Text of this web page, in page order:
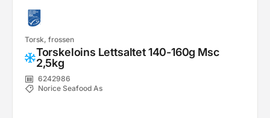
Torsk, frossen
Torskeloins Lettsaltet 140-160g Msc
2,5kg
6242986
Norice Seafood As